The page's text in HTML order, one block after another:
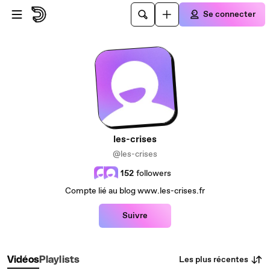
Passer au contenu principal
Se connecter
les-crises
@les-crises
152 followers
Compte lié au blog www.les-crises.fr
Suivre
VidéosPlaylists Les plus récentes